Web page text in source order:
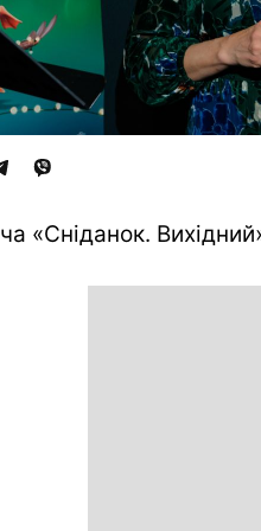
«Сніданок.